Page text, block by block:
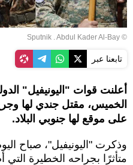
© Sputnik . Abdul Kader Al-Bay
تابعنا عبر
أعلنت قوات "اليونيفيل"
الخميس، مقتل جندي لها
على موقع لها جنوبي البلاد.
وذكرت "اليونيفيل"، صباح
متأثرًا بجراحه الخطيرة